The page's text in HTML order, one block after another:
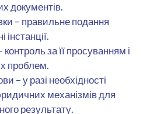
документів.
– правильне подання
інстанції.
за її просуванням і
проблем.
– у разі необхідності
механізмів для
результату.